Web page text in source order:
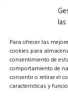
Para ofrecer las
cookies para
consentimiento de
comportamiento de
consentir o retirar el
características y